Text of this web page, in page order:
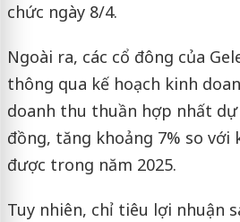
chức ngày 8/4.
Ngoài ra, các cổ đông của
thông qua kế hoạch kinh
doanh thu thuần hợp nhất dự
đồng, tăng khoảng 7% so với
được trong năm 2025.
Tuy nhiên, chỉ tiêu lợi nhuận